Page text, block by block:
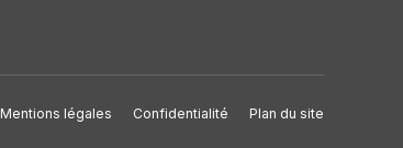
Mentions légales Confidentialité Plan du site